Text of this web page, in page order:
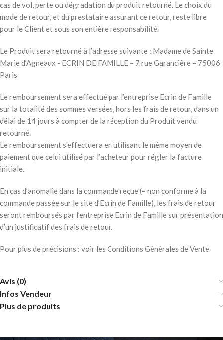
cas de vol, perte ou dégradation du produit retourné. Le choix du
mode de retour, et du prestataire assurant ce retour, reste libre
pour le Client et sous son entière responsabilité.
Le Produit sera retourné à l’adresse suivante : Madame de Sainte
Marie d’Agneaux - ECRIN DE FAMILLE – 7 rue Garancière – 75006
Paris
Le remboursement sera effectué par l’entreprise Ecrin de Famille
sur la totalité des sommes versées, hors les frais de retour, dans un
délai de 14 jours à compter de la réception du Produit vendu
retourné.
Le remboursement s'effectuera en utilisant le même moyen de
paiement que celui utilisé par l’acheteur pour régler la facture
initiale.
En cas d’anomalie dans la commande reçue (= non conforme à la
commande passée sur le site d’Ecrin de Famille), les frais de retour
seront remboursés par l’entreprise Ecrin de Famille sur présentation
d’un justificatif des frais de retour.
Pour plus de précisions : voir les Conditions Générales de Vente
Avis (0)
Infos Vendeur
Plus de produits